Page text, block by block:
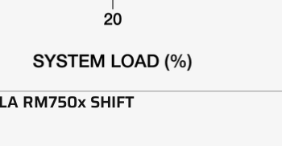
RM750x SHIFT